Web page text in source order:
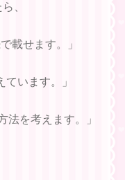
、
載せます。」
ています。」
法を考えます。」